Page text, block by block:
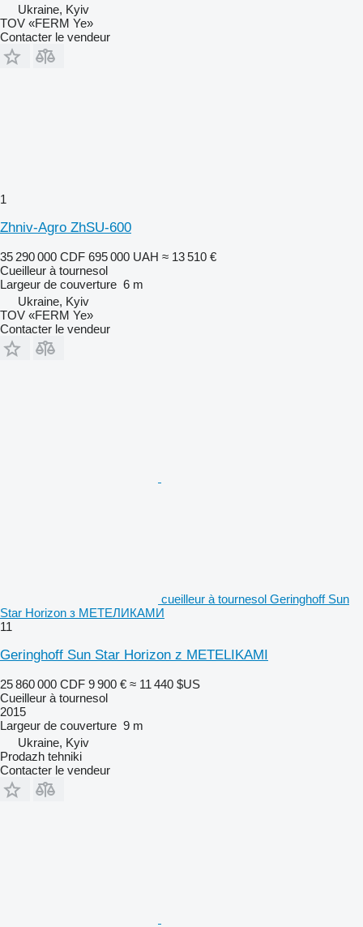
Ukraine, Kyiv
TOV «FERM Ye»
Contacter le vendeur
1
Zhniv-Agro ZhSU-600
35 290 000 CDF 695 000 UAH ≈ 13 510 €
Cueilleur à tournesol
Largeur de couverture 6 m
Ukraine, Kyiv
TOV «FERM Ye»
Contacter le vendeur
cueilleur à tournesol Geringhoff Sun
Star Horizon з МЕТЕЛИКАМИ
11
Geringhoff Sun Star Horizon z METELIKAMI
25 860 000 CDF 9 900 € ≈ 11 440 $US
Cueilleur à tournesol
2015
Largeur de couverture 9 m
Ukraine, Kyiv
Prodazh tehniki
Contacter le vendeur